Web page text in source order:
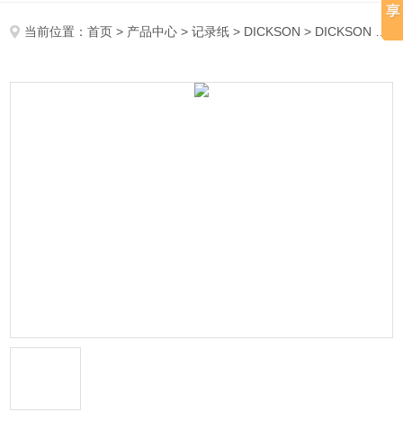
当前位置：首页 > 产品中心 >记录纸 > DICKSON > DICKSON C407